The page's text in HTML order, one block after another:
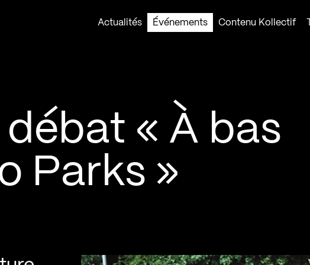
Actualités
Événements Contenu Kollectif
« À bas
Parks »